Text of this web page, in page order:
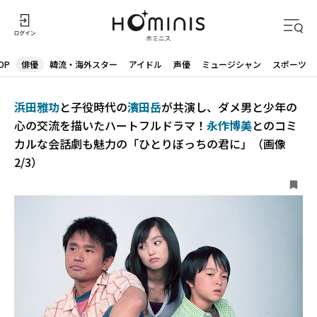
俳優 韓流・海外スター アイドル 声優 ミュージシャン スポーツ
浜田雅功と子役時代の濱田岳が共演し、ダメ男と少年の
心の交流を描いたハートフルドラマ！ 永作博美とのコミ
カルな会話劇も魅力の「ひとりぼっちの君に」（画像
2/3）